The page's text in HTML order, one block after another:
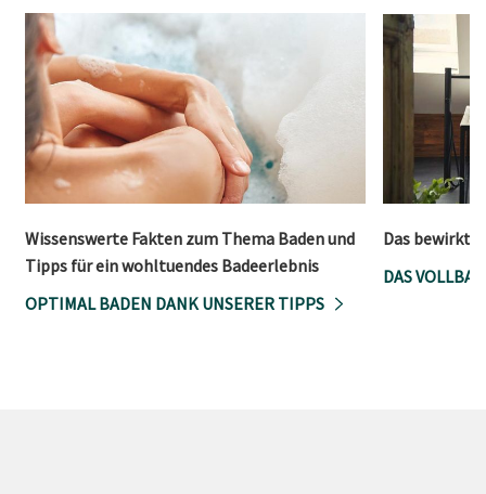
Wissenswerte Fakten zum Thema Baden und
Tipps für ein wohltuendes Badeerlebnis
OPTIMAL BADEN DANK UNSERER TIPPS
Das bewirkt
DAS VOLLBAD